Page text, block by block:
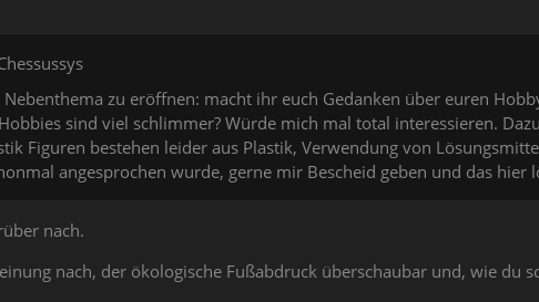
zu eröffnen: macht ihr euch Gedanken über euren
sind viel schlimmer? Würde mich mal total interessieren.
Figuren bestehen leider aus Plastik, Verwendung von
angesprochen wurde, gerne mir Bescheid geben und das hier
nach.
nach, der ökologische Fußabdruck überschaubar und, wie du